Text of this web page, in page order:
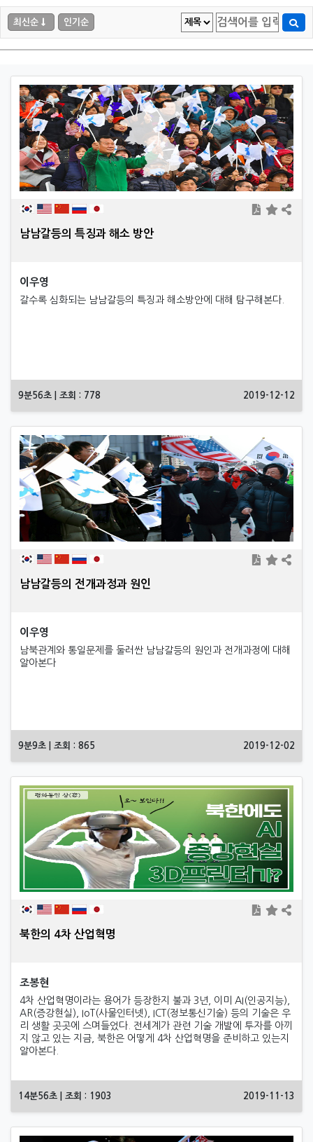
최신순 인기순
남남갈등의 특징과 해소 방안
이우영
갈수록 심화되는 남남갈등의 특징과 해소방안에 대해 탐구해본다.
9분56초 | 조회 : 778 2019-12-12
남남갈등의 전개과정과 원인
이우영
남북관계와 통일문제를 둘러싼 남남갈등의 원인과 전개과정에 대해
알아본다
9분9초 | 조회 : 865 2019-12-02
북한의 4차 산업혁명
조봉현
4​차 산업혁명이라는 용어가 등장한지 불과 3년, ​이미 AI(인공지능),
AR(증강현실), IoT(사물인터넷), ICT(정보통신기술) 등의 기술은 우
리 생활 곳곳에 스며들었다. ​전세계가 관련 기술 개발에 투자를 아끼
지 않고 있는 지금, ​북한은 어떻게 4차 산업혁명을 준비하고 있는지
알아본다.
14분56초 | 조회 : 1903 2019-11-13